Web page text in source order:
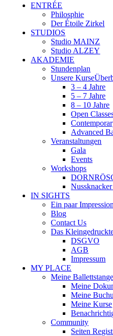
ENTRÉE
Philosphie
Der Étoile Zirkel
STUDIOS
Studio MAINZ
Studio ALZEY
AKADEMIE
Stundenplan
Unsere Kurse
3 – 4 Jahre
5 – 7 Jahre
8 – 10 Jahre
Open
Advanced
Veranstaltungen
Gala
Events
Workshops
IN SIGHTS
Ein paar
Blog
Contact Us
Das
DSGVO
AGB
Impressum
MY PLACE
Meine Ballettstange
Meine
Meine
Meine Kurse
Community
Seiten